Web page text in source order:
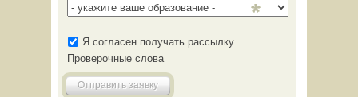
Я согласен получать рассылку
Проверочные слова
Отправить заявку